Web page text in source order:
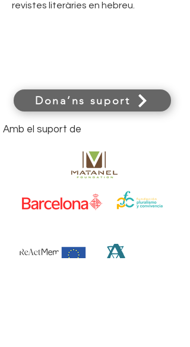
revistes literàries en hebreu.
Dona’ns suport
Amb el suport de